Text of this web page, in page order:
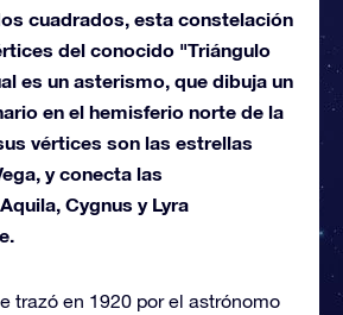
cuadrados, esta constelación
del conocido "Triángulo
es un asterismo, que dibuja un
en el hemisferio norte de la
vértices son las estrellas
y conecta las
Cygnus y Lyra
trazó en 1920 por el astrónomo